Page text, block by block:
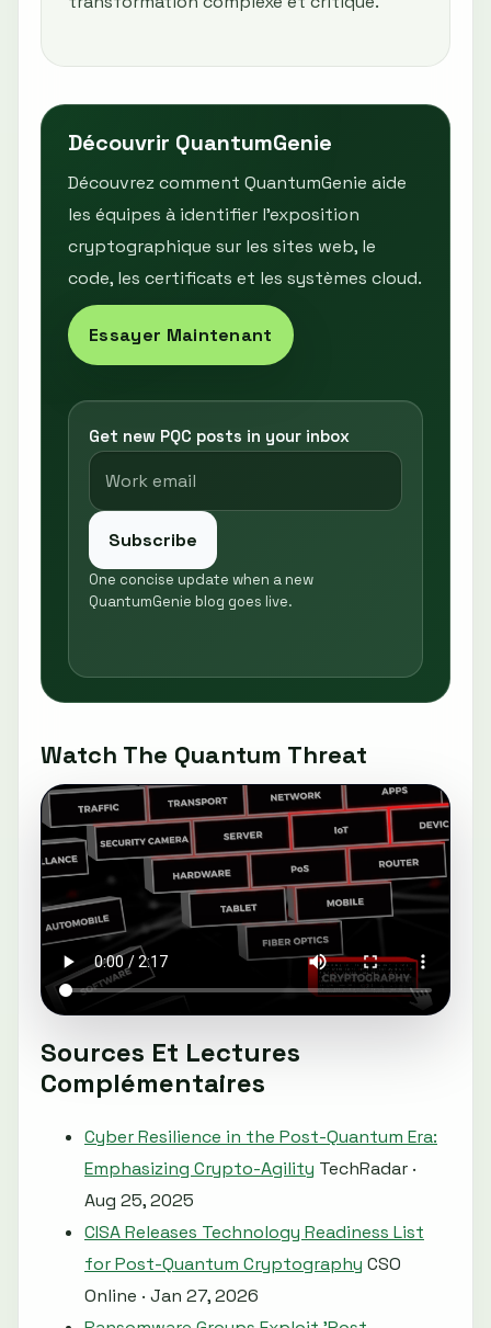
Découvrir QuantumGenie
Découvrez comment QuantumGenie aide
les équipes à identifier l’exposition
cryptographique sur les sites web, le
code, les certificats et les systèmes cloud.
Essayer Maintenant
Get new PQC posts in your inbox
Subscribe
One concise update when a new
QuantumGenie blog goes live.
Watch The Quantum Threat
Sources Et Lectures
Complémentaires
Cyber Resilience in the Post-Quantum Era:
Emphasizing Crypto-Agility TechRadar ·
Aug 25, 2025
CISA Releases Technology Readiness List
for Post-Quantum Cryptography CSO
Online · Jan 27, 2026